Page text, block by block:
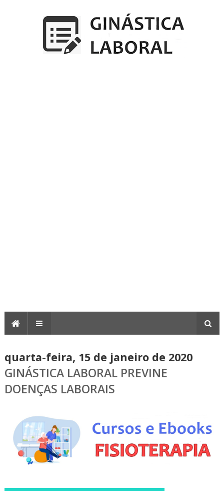
quarta-feira, 15 de janeiro de 2020
GINÁSTICA LABORAL PREVINE
DOENÇAS LABORAIS